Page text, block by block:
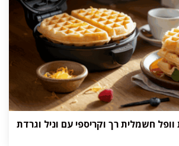
חשמלית רך וקריספי עם וניל וגרדת